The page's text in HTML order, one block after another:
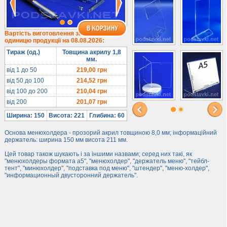
Під євробуклет
Під мобільні
Під біжутерію
Гірки та подіуми
Під косметику
Під солодке
Для хот-догів
Лототрони
Ящики з акрилу
Цінники
Засоби захисту
Інформ. стенди
Підлогові стійки
Вартість виготовлення за
одиницю продукції на 08.08.2026:
Тираж (од.)
Товщина акрилу 1,8
мм.
від 1 до 50
219,00грн
від 50 до 100
214,52грн
від 100 до 200
210,04грн
від 200
201,07грн
Ширина: 150
Висота: 221 Глибина: 60
Основа менюхолдера - прозорий акрил товщиною 8,0 мм; інформаційний
держатель: ширина 150 мм висота 211 мм.
Цей товар також шукають і за іншими назвами; серед них такі, як
"менюхолдеры формата а5", "менюхолдер", "держатель меню", "тейбл-
тент", "минюхолдер", "подставка под меню", "штендер", "меню-холдер",
"информационный двусторонний держатель".